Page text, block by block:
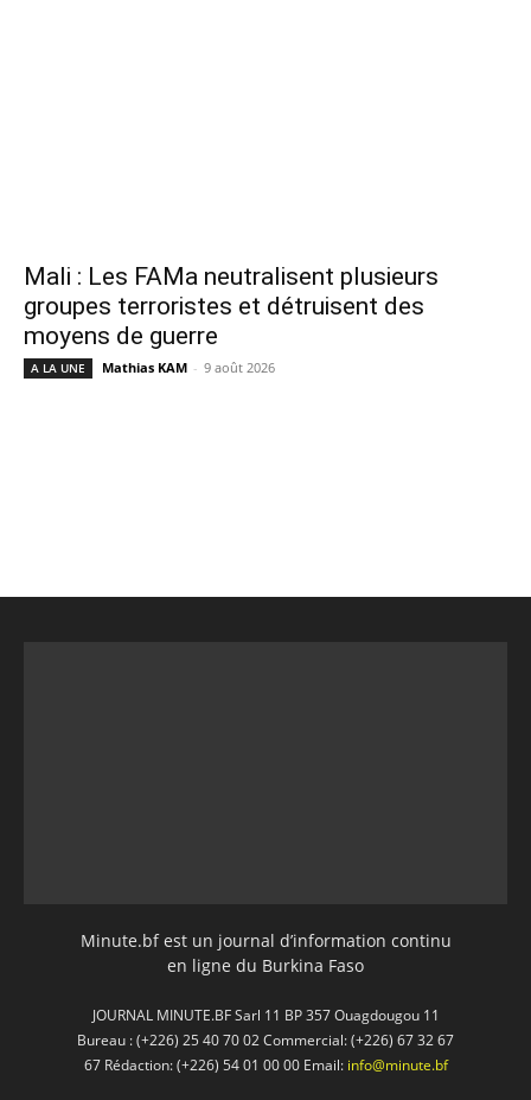
Mali : Les FAMa neutralisent plusieurs
groupes terroristes et détruisent des
moyens de guerre
A LA UNE Mathias KAM - 9 août 2026
Minute.bf est un journal d’information continu
en ligne du Burkina Faso
JOURNAL MINUTE.BF Sarl 11 BP 357 Ouagdougou 11
Bureau : (+226) 25 40 70 02 Commercial: (+226) 67 32 67
67 Rédaction: (+226) 54 01 00 00 Email: info@minute.bf